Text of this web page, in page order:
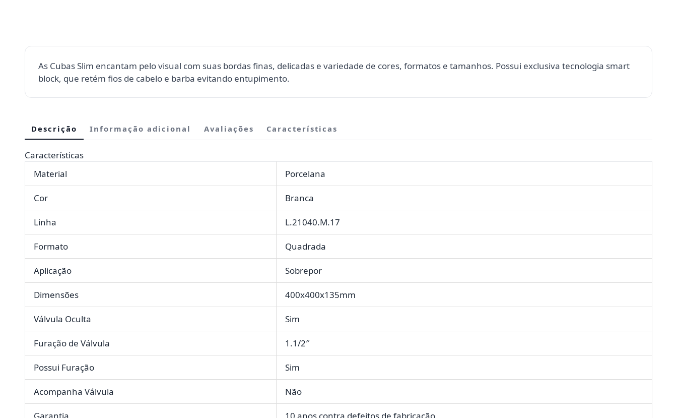
As Cubas Slim encantam pelo visual com suas bordas finas, delicadas e variedade de cores, formatos e tamanhos. Possui exclusiva tecnologia smart
block, que retém fios de cabelo e barba evitando entupimento.
Descrição Informação adicional Avaliações Características
Características
Material
Porcelana
Cor Branca
Linha L.21040.M.17
Formato Quadrada
Aplicação Sobrepor
Dimensões 400x400x135mm
Válvula Oculta Sim
Furação de Válvula 1.1/2″
Possui Furação Sim
Acompanha Válvula Não
Garantia 10 anos contra defeitos de fabricação